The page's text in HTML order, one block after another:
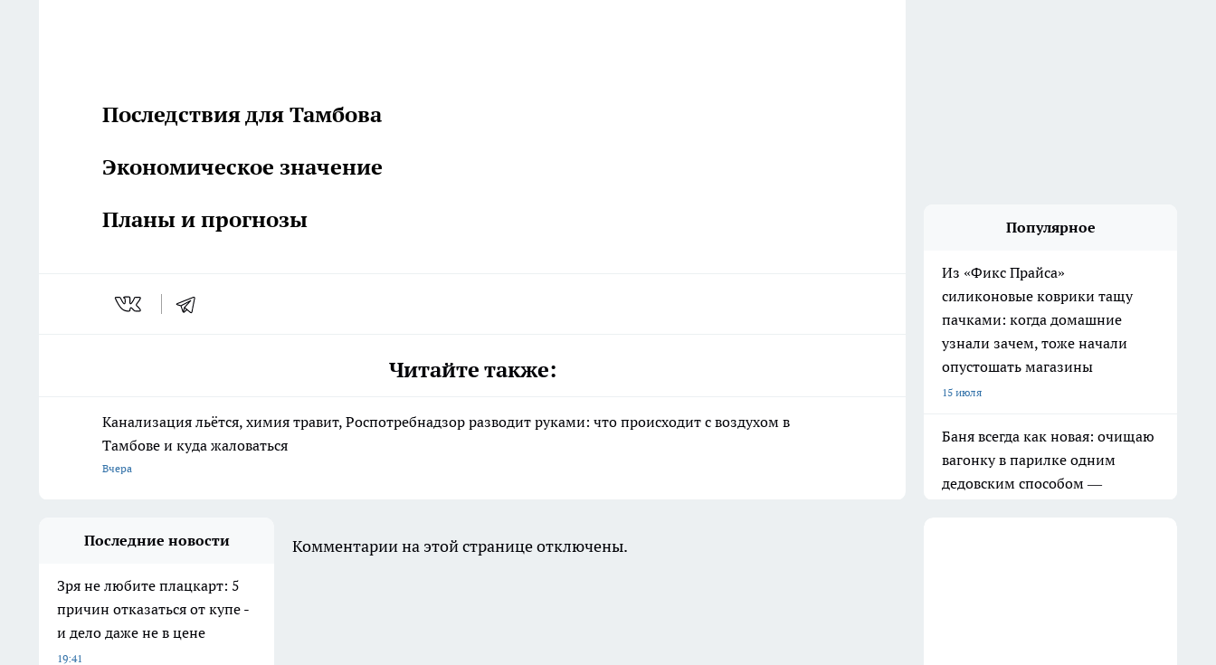
Последствия для Тамбова
Экономическое значение
Планы и прогнозы
Читайте также:
Канализация льётся, химия травит, Роспотребнадзор разводит руками: что происходит с воздухом в
Тамбове и куда жаловаться
Вчера
Популярное
Из «Фикс Прайса»
силиконовые коврики тащу
пачками: когда домашние
узнали зачем, тоже начали
опустошать магазины
15 июля
Баня всегда как новая: очищаю
вагонку в парилке одним
дедовским способом —
Последние новости
Зря не любите плацкарт: 5
причин отказаться от купе -
и дело даже не в цене
19:41
Комментарии на этой странице отключены.